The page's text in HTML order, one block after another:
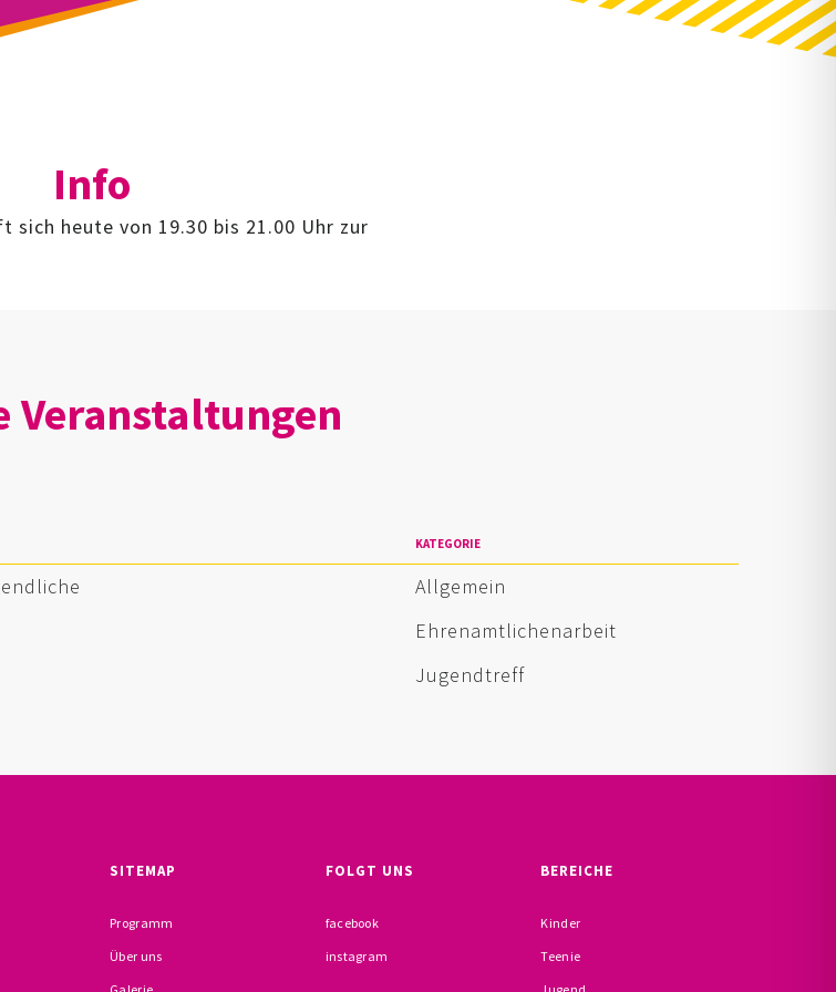
Info
sich heute von 19.30 bis 21.00 Uhr zur
Veranstaltungen
KATEGORIE
Allgemein
Ehrenamtlichenarbeit
Jugendtreff
SITEMAP
Programm
Über uns
FOLGT UNS
facebook
instagram
BEREICHE
Kinder
Teenie